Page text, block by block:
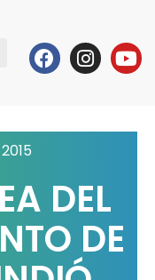
Facebook
DEL
DE